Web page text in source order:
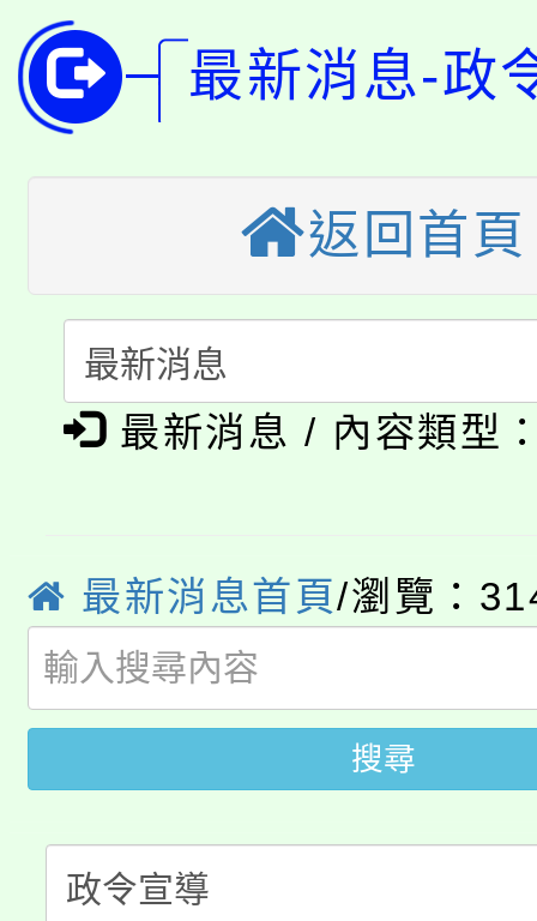
版
公告本校115學年度第
代理(課)教師甄選結果(
「2026金融保險知識
車」活動
桃園市115學年度學生
生本土語及新住民語歌
公告本校115學年度第
代理(課)教師甄選結果(
公告本校115學年度第
代理(課)教師甄選結果(
轉知中國文化大學推廣
《TA101》溝通分析基
系所師生報名參加。
淨零綠生活教案入校路
學籍身 分審查程序及
版
淨零綠領人才培育課程
公告本校115學年度第
代理(課)教師甄選結果(
「2026金融保險知識
桃園市115學年度學生
生本土語及新住民語歌
代理(課)教師甄選結果(
公告本校115學年度第
最新消息-政
返回首頁
最新消息 / 內容類型
最新消息首頁/瀏覽：
搜尋